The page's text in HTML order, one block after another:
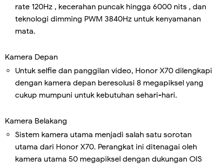
rate 120Hz , kecerahan puncak hingga 6000 nits , dan
teknologi dimming PWM 3840Hz untuk kenyamanan
mata.
Kamera Depan
Untuk selfie dan panggilan video, Honor X70 dilengkapi
dengan kamera depan beresolusi 8 megapiksel yang
cukup mumpuni untuk kebutuhan sehari-hari.
Kamera Belakang
Sistem kamera utama menjadi salah satu sorotan
utama dari Honor X70. Perangkat ini ditenagai oleh
kamera utama 50 megapiksel dengan dukungan OIS